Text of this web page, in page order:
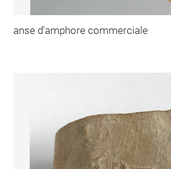
anse d'amphore commerciale